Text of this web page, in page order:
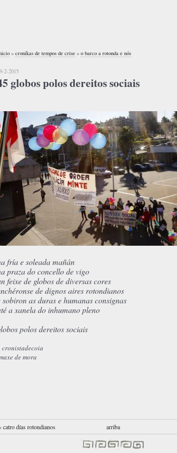
» cronikas de tempos de crise » o barco a rotonda e nós
2-2015
globos polos dereitos sociais
fría e soleada mañán
praza do concello de vigo
feixe de globos de diversas cores
de dignos aires rotondianos
sobiron as duras e humanas consignas
a xanela do inhumano pleno
polos dereitos sociais
cronistadecoia
de mora
‹ catro días rotondianos arriba